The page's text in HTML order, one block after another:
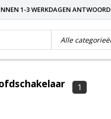
1-3 WERKDAGEN ANTWOORD
1